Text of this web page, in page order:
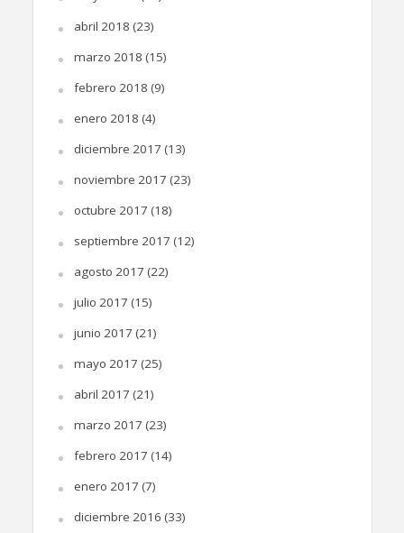
abril 2018 (23)
marzo 2018 (15)
febrero 2018 (9)
enero 2018 (4)
diciembre 2017 (13)
noviembre 2017 (23)
octubre 2017 (18)
septiembre 2017 (12)
agosto 2017 (22)
julio 2017 (15)
junio 2017 (21)
mayo 2017 (25)
abril 2017 (21)
marzo 2017 (23)
febrero 2017 (14)
enero 2017 (7)
diciembre 2016 (33)